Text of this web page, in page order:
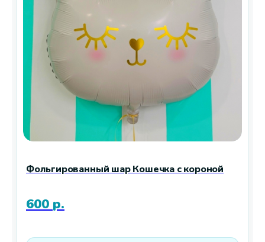
Фольгированный шар Кошечка с короной
600 р.